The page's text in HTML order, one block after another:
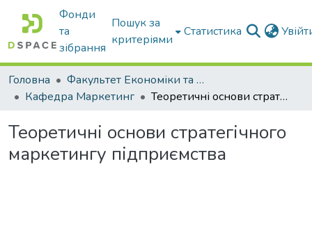
Фонди
та
зібрання
Пошук за
критеріями
Статистика
Головна
Факультет Економіки та бізнесу
Кафедра Маркетинг
Теоретичні основи стратегічного маркетингу підприємства
Теоретичні основи стратегічного
маркетингу підприємства